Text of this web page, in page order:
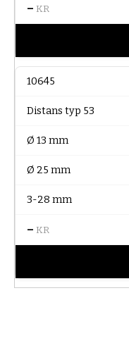
– KR
10645
Distans typ 53
Ø 13 mm
Ø 25 mm
3-28 mm
– KR